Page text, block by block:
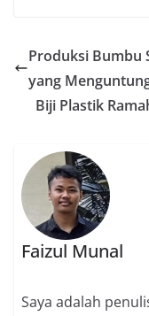
Produksi Bumbu
yang
Biji Plastik
Faizul Munal
Saya adalah